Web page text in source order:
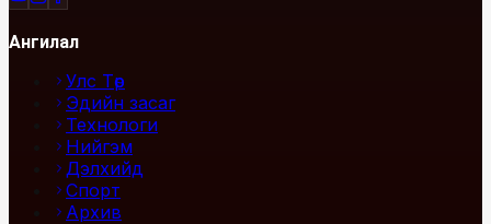
Ангилал
Улс Төр
Эдийн засаг
Технологи
Нийгэм
Дэлхийд
Спорт
Архив